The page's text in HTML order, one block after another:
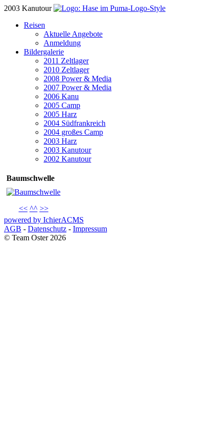
2003 Kanutour
Reisen
Aktuelle Angebote
Anmeldung
Bildergalerie
2011 Zeltlager
2010 Zeltlager
2008 Power & Media
2007 Power & Media
2006 Kanu
2005 Camp
2005 Harz
2004 Südfrankreich
2004 großes Camp
2003 Harz
2003 Kanutour
2002 Kanutour
Baumschwelle
<< ^^ >>
powered by IchierACMS
AGB - Datenschutz - Impressum
© Team Oster 2026